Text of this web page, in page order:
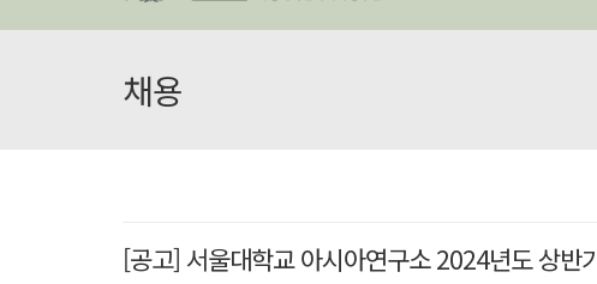
채용
[공고] 서울대학교 아시아연구소 2024년도 상반